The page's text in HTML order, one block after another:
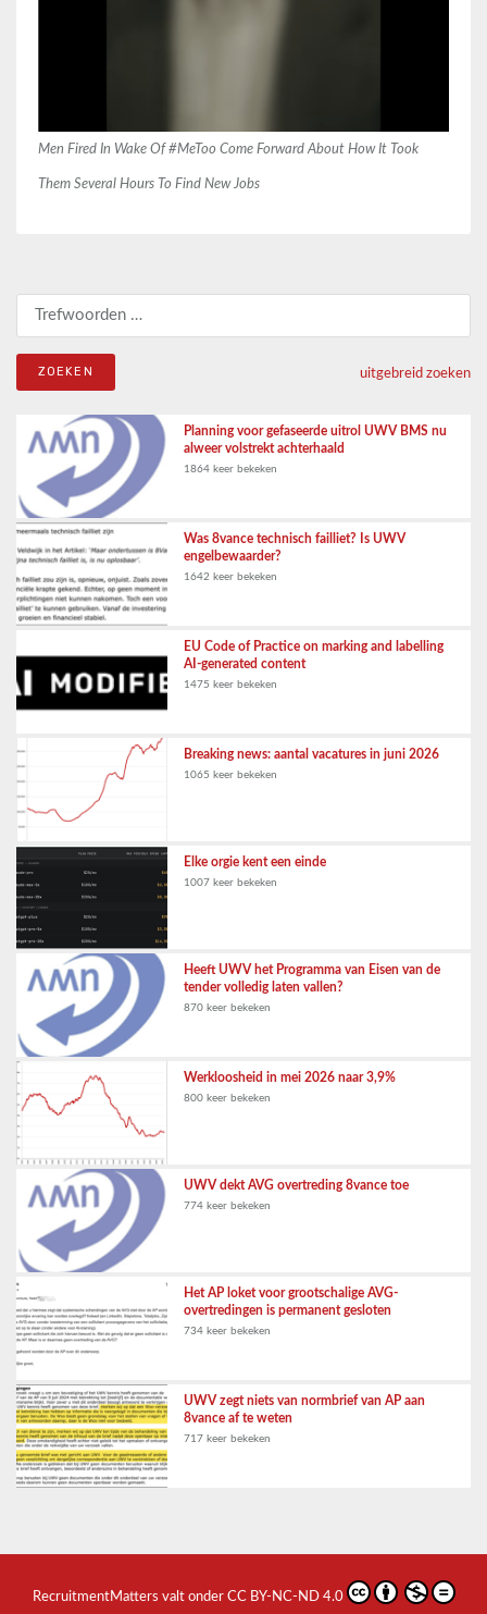
Men Fired In Wake Of #MeToo Come Forward About How It Took
Them Several Hours To Find New Jobs
uitgebreid zoeken
Planning voor gefaseerde uitrol UWV BMS nu
alweer volstrekt achterhaald
1864 keer bekeken
Was 8vance technisch failliet? Is UWV
engelbewaarder?
1642 keer bekeken
EU Code of Practice on marking and labelling
AI-generated content
1475 keer bekeken
Breaking news: aantal vacatures in juni 2026
1065 keer bekeken
Elke orgie kent een einde
1007 keer bekeken
Heeft UWV het Programma van Eisen van de
tender volledig laten vallen?
870 keer bekeken
Werkloosheid in mei 2026 naar 3,9%
800 keer bekeken
UWV dekt AVG overtreding 8vance toe
774 keer bekeken
Het AP loket voor grootschalige AVG-
overtredingen is permanent gesloten
734 keer bekeken
UWV zegt niets van normbrief van AP aan
8vance af te weten
717 keer bekeken
RecruitmentMatters valt onder CC BY-NC-ND 4.0